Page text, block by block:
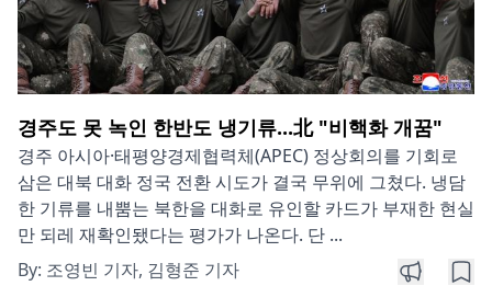
경주도 못 녹인 한반도 냉기류...北 "비핵화 개꿈"
경주 아시아·태평양경제협력체(APEC) 정상회의를 기회로
삼은 대북 대화 정국 전환 시도가 결국 무위에 그쳤다. 냉담
한 기류를 내뿜는 북한을 대화로 유인할 카드가 부재한 현실
만 되레 재확인됐다는 평가가 나온다. 단 ...
By: 조영빈 기자, 김형준 기자